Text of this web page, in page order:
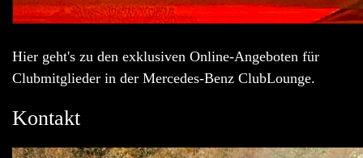
Hier geht's zu den exklusiven Online-Angeboten für
Clubmitglieder in der Mercedes-Benz ClubLounge.
Kontakt